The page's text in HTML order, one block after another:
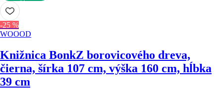
DO KOŠÍKA
-25 %
WOOOD
Knižnica BonkZ borovicového dreva,
čierna, šírka 107 cm, výška 160 cm, hĺbka
39 cm